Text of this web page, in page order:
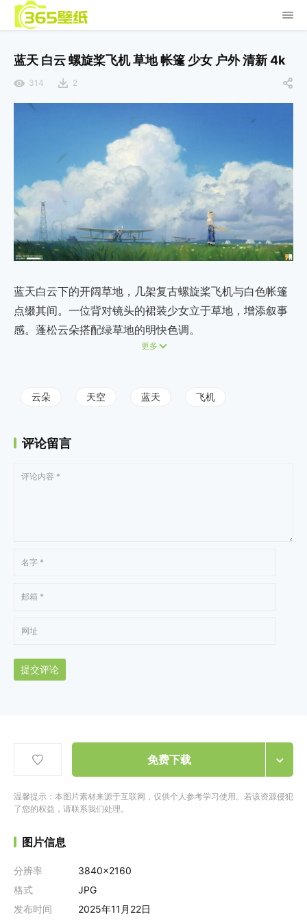
蓝天 白云 螺旋桨飞机 草地 帐篷 少女 户外 清新 4k
314 2
蓝天白云下的开阔草地，几架复古螺旋桨飞机与白色帐篷
点缀其间。一位背对镜头的裙装少女立于草地，增添叙事
感。蓬松云朵搭配绿草地的明快色调。
更多
云朵 天空 蓝天 飞机
评论留言
提交评论
免费下载
温馨提示：本图片素材来源于互联网，仅供个人参考学习使用。若该资源侵犯
了您的权益，请联系我们处理。
图片信息
分辨率
3840x2160
格式
JPG
发布时间
2025年11月22日